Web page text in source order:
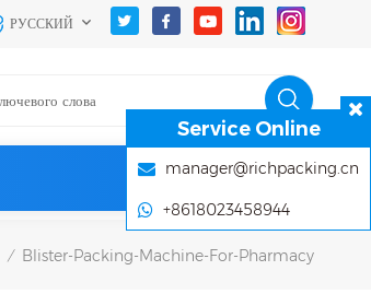
РУССКИЙ
/ Blister-Packing-Machine-For-Pharmacy
Service Online
manager@richpacking.cn
+8618023458944